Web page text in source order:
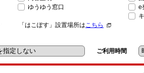
ゆうゆう窓口
「はこぽす」設置場所はこちら
e
ご利用時間